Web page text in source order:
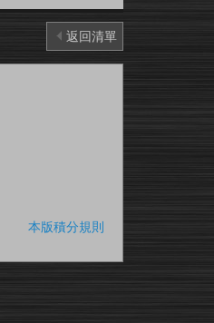
返回清單
本版積分規則